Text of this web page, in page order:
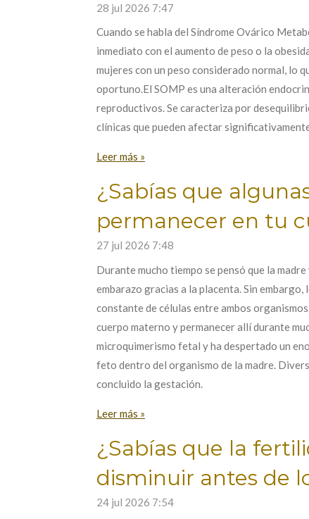
28 jul 2026 7:47
Cuando se habla del Síndrome Ovárico
inmediato con el aumento de peso o la
mujeres con un peso considerado normal, lo
oportuno.El SOMP es una alteración
reproductivos. Se caracteriza por
clínicas que pueden afectar
Leer más »
¿Sabías que
permanecer en tu
27 jul 2026 7:48
Durante mucho tiempo se pensó que la
embarazo gracias a la placenta. Sin
constante de células entre ambos
cuerpo materno y permanecer allí durante
microquimerismo fetal y ha despertado un
feto dentro del organismo de la madre.
concluido la gestación.
Leer más »
¿Sabías que la
disminuir antes de
24 jul 2026 7:54